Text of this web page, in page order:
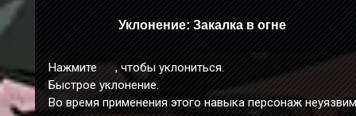
, чтобы сразу перейти к 3-му этапу
Если во время накопления заряда потянуть ,
базовая атака «Пламенный рывок».
Уклонение: Закалка в огне
Нажмите
, чтобы уклониться.
Быстрое уклонение.
Во время применения этого навыка персонаж